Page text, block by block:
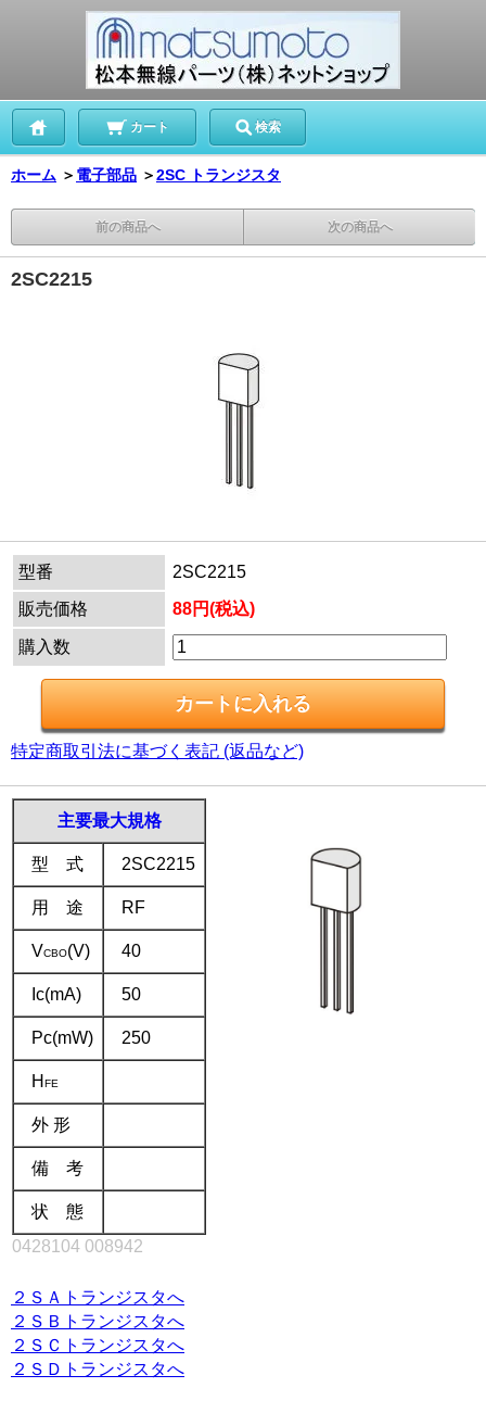
カート 検索
ホーム ＞ 電子部品 ＞2SC トランジスタ
前の商品へ 次の商品へ
2SC2215
型番
2SC2215
販売価格
88円(税込)
購入数
特定商取引法に基づく表記 (返品など)
主要最大規格
型 式 2SC2215
用 途 RF
VCBO(V) 40
Ic(mA) 50
Pc(mW) 250
H FE
外 形
備 考
状 態
0428104 008942
２ＳＡトランジスタへ
２ＳＢトランジスタへ
２ＳＣトランジスタへ
２ＳＤトランジスタへ